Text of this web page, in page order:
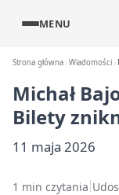
MENU
Strona główna Wiadomości
Michał
Bilety
11 maja 2026
1 min czytania